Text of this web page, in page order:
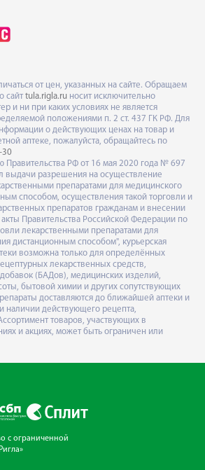
от цен, указанных на сайте. Обращаем
сайт tula.rigla.ru носит исключительно
и ни при каких условиях не является
положениями п. 2 ст. 437 ГК РФ. Для
о действующих ценах на товар и
аптеке, пожалуйста, обращайтесь по
30
Правительства РФ от 16 мая 2020 года № 697
выдачи разрешения на осуществление
препаратами для медицинского
способом, осуществления такой торговли и
препаратов гражданам и внесении
Правительства Российской Федерации по
лекарственными препаратами для
дистанционным способом", курьерская
возможна только для определённых
лекарственных средств,
(БАДов), медицинских изделий,
бытовой химии и других сопутствующих
доставляются до ближайшей аптеки и
наличии действующего рецепта,
товаров, участвующих в
и акциях, может быть ограничен или
с ограниченной